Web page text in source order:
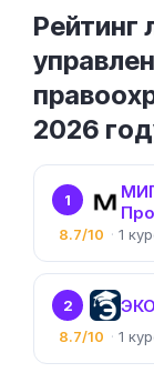
Рейтинг
2026
1
8.7/10 1
2
8.7/10 1